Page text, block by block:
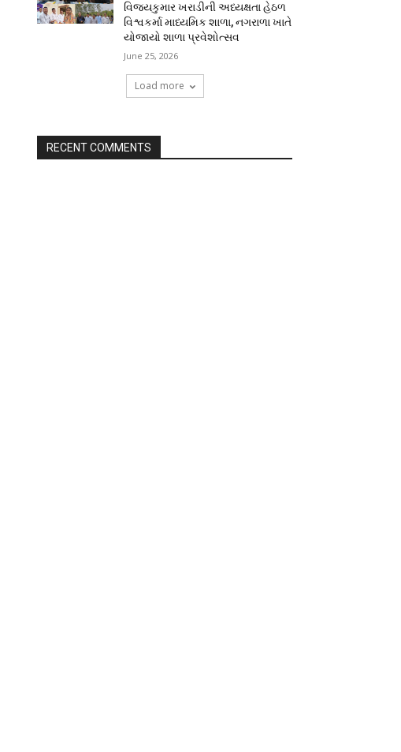
વિજયકુમાર ખરાડીની અધ્યક્ષતા હેઠળ
વિશ્વકર્મા માધ્યમિક શાળા, નગરાળા ખાતે
યોજાયો શાળા પ્રવેશોત્સવ
June 25, 2026
Load more
RECENT COMMENTS